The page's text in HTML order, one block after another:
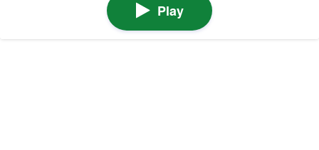
Play